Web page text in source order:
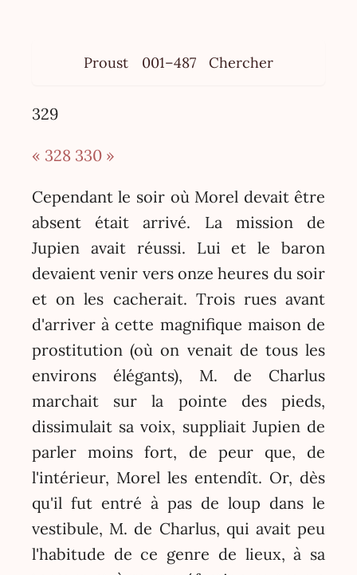
Proust 001–487 Chercher
329
« 328 330 »
Cependant le soir où Morel devait être
absent était arrivé. La mission de
Jupien avait réussi. Lui et le baron
devaient venir vers onze heures du soir
et on les cacherait. Trois rues avant
d'arriver à cette magnifique maison de
prostitution (où on venait de tous les
environs élégants), M. de Charlus
marchait sur la pointe des pieds,
dissimulait sa voix, suppliait Jupien de
parler moins fort, de peur que, de
l'intérieur, Morel les entendît. Or, dès
qu'il fut entré à pas de loup dans le
vestibule, M. de Charlus, qui avait peu
l'habitude de ce genre de lieux, à sa